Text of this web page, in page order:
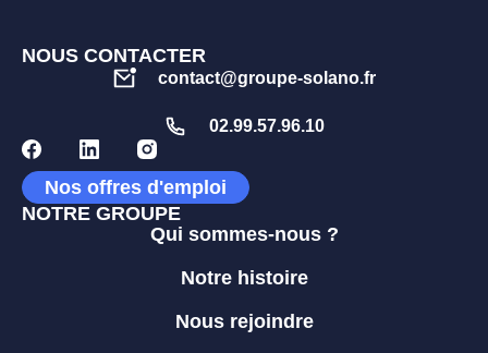
NOUS CONTACTER
contact@groupe-solano.fr
02.99.57.96.10
Nos offres d'emploi
NOTRE GROUPE
Qui sommes-nous ?
Notre histoire
Nous rejoindre